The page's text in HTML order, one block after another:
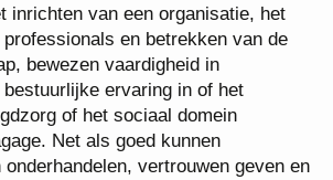
in het inrichten van een
aan professionals en
bewezen
en bestuurlijke ervaring
de jeugdzorg of het sociaal
bagage. Net als goed kunnen
vertrouwen geven